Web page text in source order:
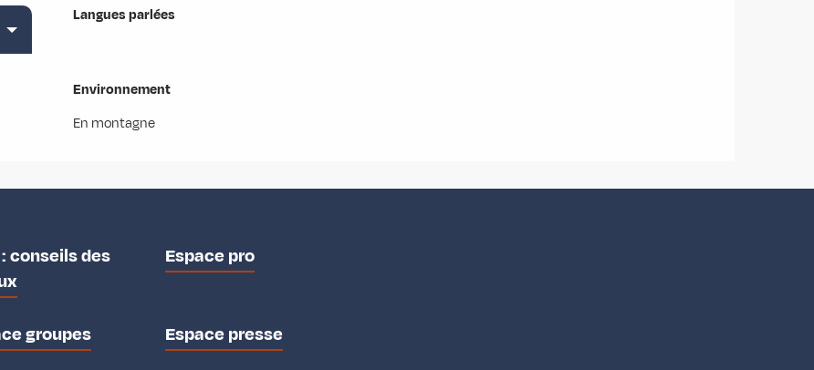
Langues parlées
Langues parlées
Environnement
Environnement
En montagne
conseils des
Espace pro
groupes Espace presse